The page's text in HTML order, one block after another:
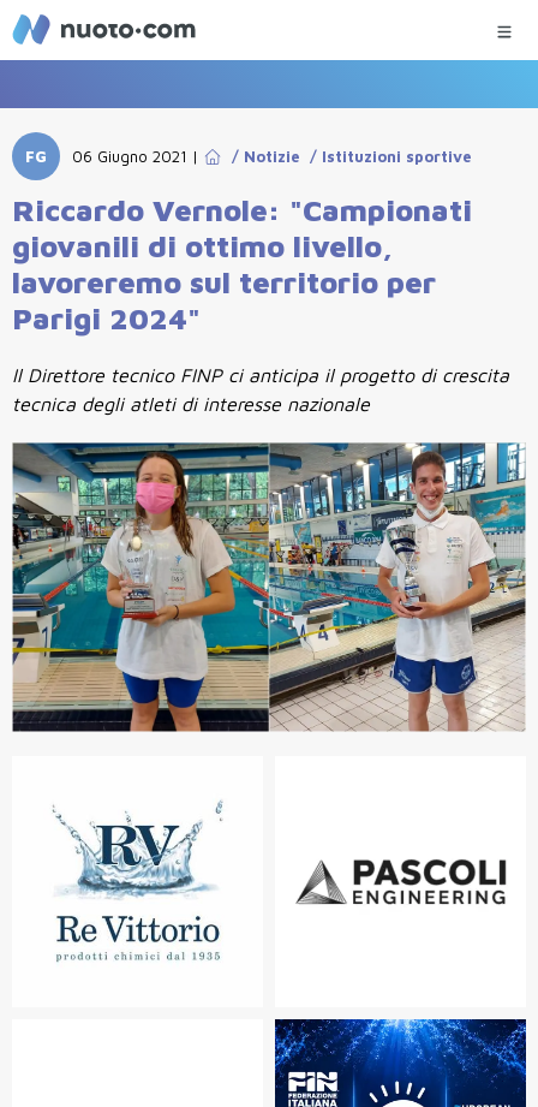
FG 06 Giugno 2021 | / Notizie / Istituzioni sportive
Riccardo Vernole: "Campionati
giovanili di ottimo livello,
lavoreremo sul territorio per
Parigi 2024"
Il Direttore tecnico FINP ci anticipa il progetto di crescita
tecnica degli atleti di interesse nazionale